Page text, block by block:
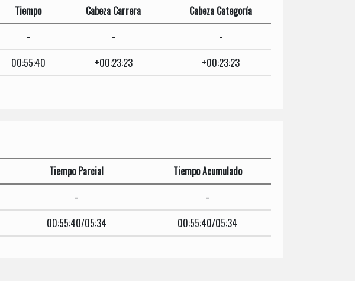
Tiempo Cabeza Carrera
Cabeza Categoría
- -
-
00:55:40 +00:23:23 +00:23:23
Tiempo Parcial
Tiempo Acumulado
-
-
00:55:40/05:34 00:55:40/05:34